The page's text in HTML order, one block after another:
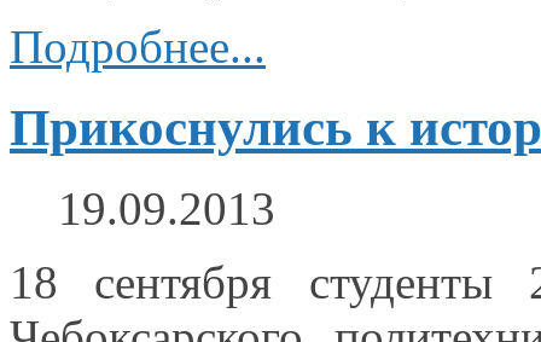
Подробнее...
Прикоснулись к
19.09.2013
18 сентября студенты